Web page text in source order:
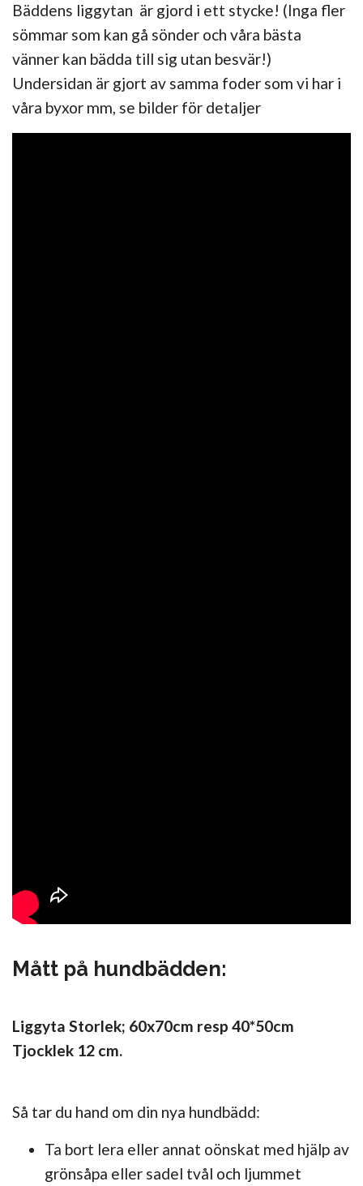
Bäddens liggytan är gjord i ett stycke! (Inga fler
sömmar som kan gå sönder och våra bästa
vänner kan bädda till sig utan besvär!)
Undersidan är gjort av samma foder som vi har i
våra byxor mm, se bilder för detaljer
Mått på hundbädden:
Liggyta Storlek; 60x70cm resp 40*50cm
Tjocklek 12 cm.
Så tar du hand om din nya hundbädd:
Ta bort lera eller annat oönskat med hjälp av
grönsåpa eller sadel tvål och ljummet